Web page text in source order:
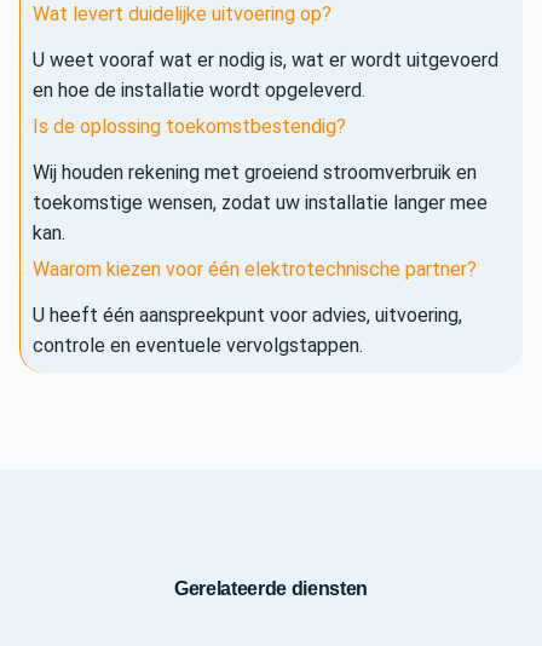
Wat levert duidelijke uitvoering op?
U weet vooraf wat er nodig is, wat er wordt uitgevoerd
en hoe de installatie wordt opgeleverd.
Is de oplossing toekomstbestendig?
Wij houden rekening met groeiend stroomverbruik en
toekomstige wensen, zodat uw installatie langer mee
kan.
Waarom kiezen voor één elektrotechnische partner?
U heeft één aanspreekpunt voor advies, uitvoering,
controle en eventuele vervolgstappen.
Gerelateerde diensten